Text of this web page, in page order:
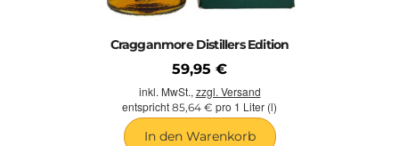
Cragganmore Distillers Edition
59,95 €
inkl. MwSt., zzgl. Versand
entspricht 85,64 € pro 1 Liter (l)
In den Warenkorb